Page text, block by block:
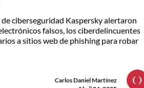
ciberseguridad Kaspersky alertaron
falsos, los ciberdelincuentes
a sitios web de phishing para robar
Carlos Daniel Martínez